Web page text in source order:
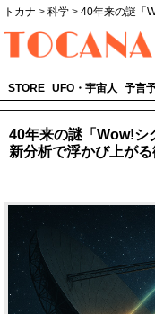
トカナ > 科学 > 40年来の謎「
STORE UFO・宇宙人 予言
40年来の謎「Wow!シ
新分析で浮かび上が